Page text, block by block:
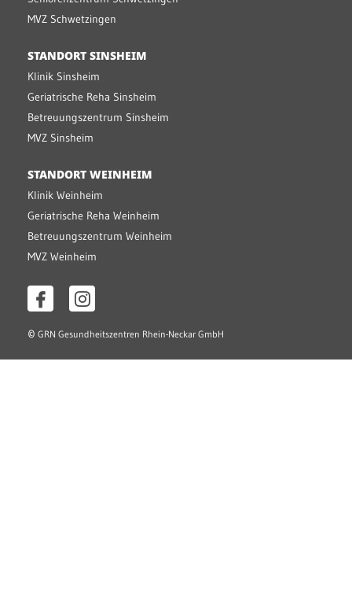
MVZ Schwetzingen
STANDORT SINSHEIM
Klinik Sinsheim
Geriatrische Reha Sinsheim
Betreuungszentrum Sinsheim
MVZ Sinsheim
STANDORT WEINHEIM
Klinik Weinheim
Geriatrische Reha Weinheim
Betreuungszentrum Weinheim
MVZ Weinheim
© GRN Gesundheitszentren Rhein-Neckar GmbH